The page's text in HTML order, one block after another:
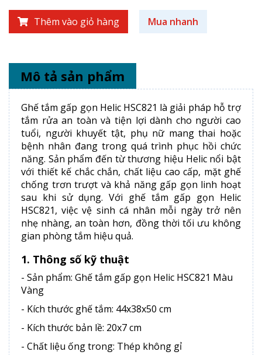
Thêm vào giỏ hàng Mua nhanh
Mô tả sản phẩm
Ghế tắm gấp gọn Helic HSC821 là giải pháp hỗ trợ
tắm rửa an toàn và tiện lợi dành cho người cao
tuổi, người khuyết tật, phụ nữ mang thai hoặc
bệnh nhân đang trong quá trình phục hồi chức
năng. Sản phẩm đến từ thương hiệu Helic nổi bật
với thiết kế chắc chắn, chất liệu cao cấp, mặt ghế
chống trơn trượt và khả năng gấp gọn linh hoạt
sau khi sử dụng. Với ghế tắm gấp gọn Helic
HSC821, việc vệ sinh cá nhân mỗi ngày trở nên
nhẹ nhàng, an toàn hơn, đồng thời tối ưu không
gian phòng tắm hiệu quả.
1. Thông số kỹ thuật
- Sản phẩm: Ghế tắm gấp gọn Helic HSC821 Màu
Vàng
- Kích thước ghế tắm: 44x38x50 cm
- Kích thước bản lề: 20x7 cm
- Chất liệu ống trong: Thép không gỉ